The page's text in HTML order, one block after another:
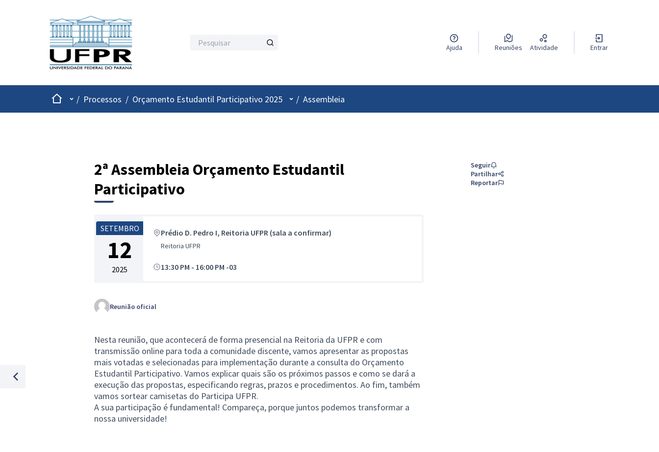
Ajuda Reuniões Atividade Entrar
InicioMenu principal
/ Processos / Orçamento Estudantil Participativo 2025 Menu de utilizador
/ Assembleia
2ª Assembleia Orçamento Estudantil
Participativo
SETEMBRO
12
2025
Prédio D. Pedro I, Reitoria UFPR (sala a confirmar)
Reitoria UFPR
13:30 PM - 16:00 PM -03
Reunião oficial
Nesta reunião, que acontecerá de forma presencial na Reitoria da UFPR e com
transmissão online para toda a comunidade discente, vamos apresentar as propostas
mais votadas e selecionadas para implementação durante a consulta do Orçamento
Estudantil Participativo. Vamos explicar quais são os próximos passos e como se dará a
execução das propostas, especificando regras, prazos e procedimentos. Ao fim, também
vamos sortear camisetas do Participa UFPR.
A sua participação é fundamental! Compareça, porque juntos podemos transformar a
nossa universidade!
Seguir
Partilhar
Reportar